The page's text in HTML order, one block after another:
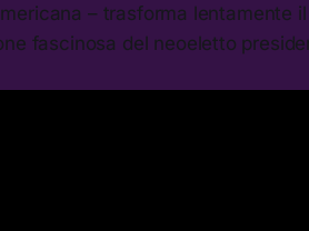
– trasforma lentamente
fascinosa del neoeletto